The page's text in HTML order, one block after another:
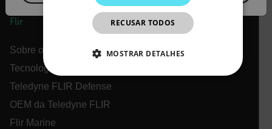
Flir
Sobre o Flir
Tecnologias Teledyne
Teledyne FLIR Defense
OEM da Teledyne FLIR
Flir Marine
JAPANESE
CHINESE
RECUSAR TODOS
MOSTRAR DETALHES
ESTRITAMENTE NECESSÁRIOS
DESEMPENHO